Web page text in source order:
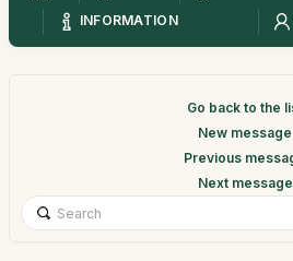
INFORMATION
Go back to the
New message
Previous
Next message